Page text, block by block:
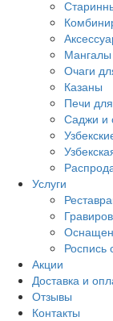
Мангалы
Очаги
Казаны
Печи
Саджи и
Услуги
Роспись
Акции
Доставка и
Отзывы
Контакты